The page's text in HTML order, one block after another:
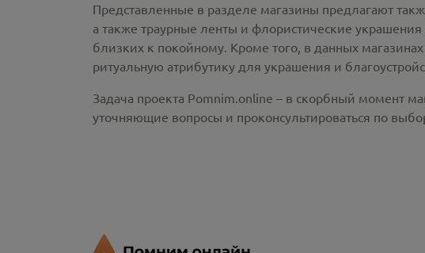
Представленные в разделе магазины предлагают
а также траурные ленты и флористические
близких к покойному. Кроме того, в данных
ритуальную атрибутику для украшения и
Задача проекта Pomnim.online – в скорбный момент
уточняющие вопросы и проконсультироваться по